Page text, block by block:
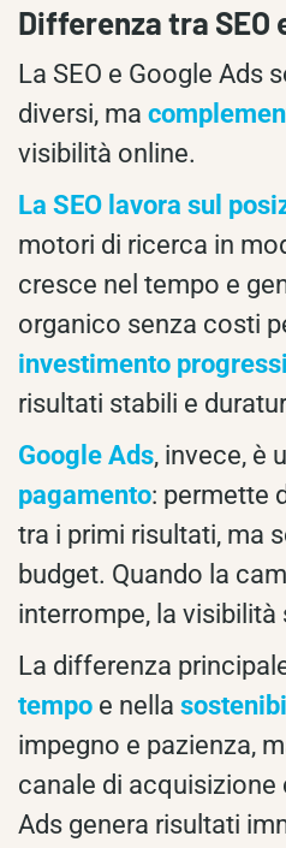
Differenza tra SEO
La SEO e Google Ads
diversi, ma
visibilità online.
La SEO lavora sul
motori di ricerca in
cresce nel tempo e
organico senza costi
investimento
risultati stabili e
Google Ads, invece, è
pagamento: permette
tra i primi risultati, ma
budget. Quando la
interrompe, la visibilità
La differenza
tempo e nella
impegno e pazienza,
canale di acquisizione
Ads genera risultati